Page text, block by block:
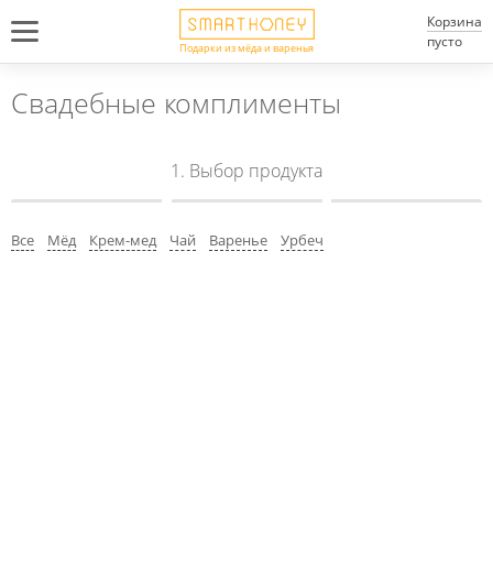
Подарки из мёда и варенья
Корзина
пусто
Свадебные комплименты
1. Выбор продукта
2. Драпировка
3. Бирки
Все Мёд Крем-мед Чай Варенье Урбеч